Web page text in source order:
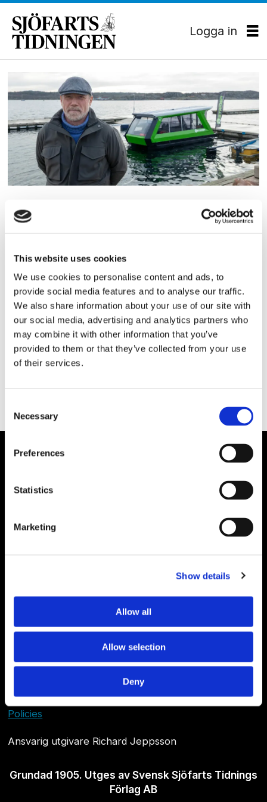
This website uses cookies
We use cookies to personalise content and ads, to
provide social media features and to analyse our traffic.
We also share information about your use of our site with
our social media, advertising and analytics partners who
may combine it with other information that you’ve
provided to them or that they’ve collected from your use
of their services.
Selection
Necessary
Preferences
Statistics
Marketing
Show details
Allow all
Allow selection
Deny
Logga in
Tag:
cstrider
SKEPPSBYGGNAD
Cstrider bygger elfärja för
trafik i Kungälv
På kort tid har Trollhättestartupen Cstrider gått
från att utveckla sin prototyp av den lilla gröna
eldrivna färjan Celia One till att nu stå inför sitt
första skarpa projekt. Nu ska de bygga en färja
för Kungälvs kommun för trafiken mellan
Marstrandsön och Koön.
Om Sjöfartstidningen
Policies
Ansvarig utgivare Richard Jeppsson
Grundad 1905. Utges av Svensk Sjöfarts Tidnings
Förlag AB